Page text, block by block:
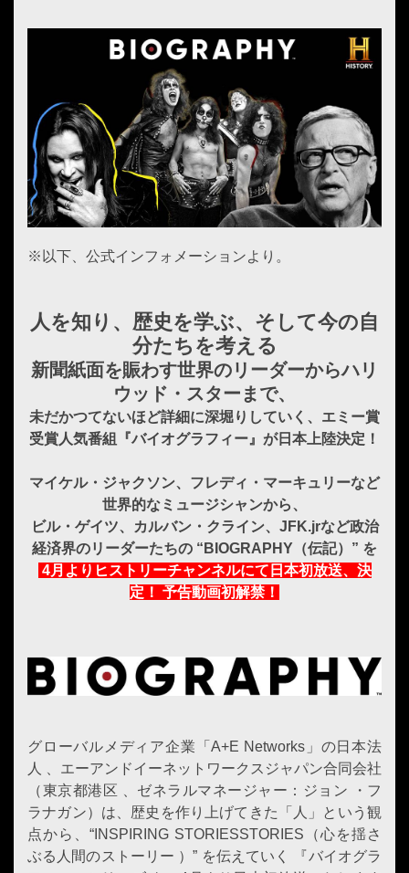
※以下、公式インフォメーションより。
人を知り、歴史を学ぶ、そして今の自
分たちを考える
新聞紙面を賑わす世界のリーダーからハリ
ウッド・スターまで、
未だかつてないほど詳細に深堀りしていく、エミー賞
受賞人気番組『バイオグラフィー』が日本上陸決定！
マイケル・ジャクソン、フレディ・マーキュリーなど
世界的なミュージシャンから、
ビル・ゲイツ、カルバン・クライン、JFK.jrなど政治
経済界のリーダーたちの “BIOGRAPHY（伝記）” を
4月よりヒストリーチャンネルにて日本初放送、決
定！ 予告動画初解禁！
グローバルメディア企業「A+E Networks」の日本法
人 、エーアンドイーネットワークスジャパン合同会社
（東京都港区 、ゼネラルマネージャー：ジョン ・フ
ラナガン）は、歴史を作り上げてきた「人」という観
点から、“INSPIRING STORIESSTORIES（心を揺さ
ぶる人間のストーリー ）” を伝えていく 『バイオグラ